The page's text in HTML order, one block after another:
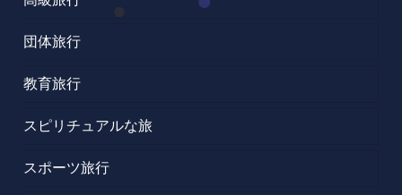
団体旅行
教育旅行
スピリチュアルな旅
スポーツ旅行